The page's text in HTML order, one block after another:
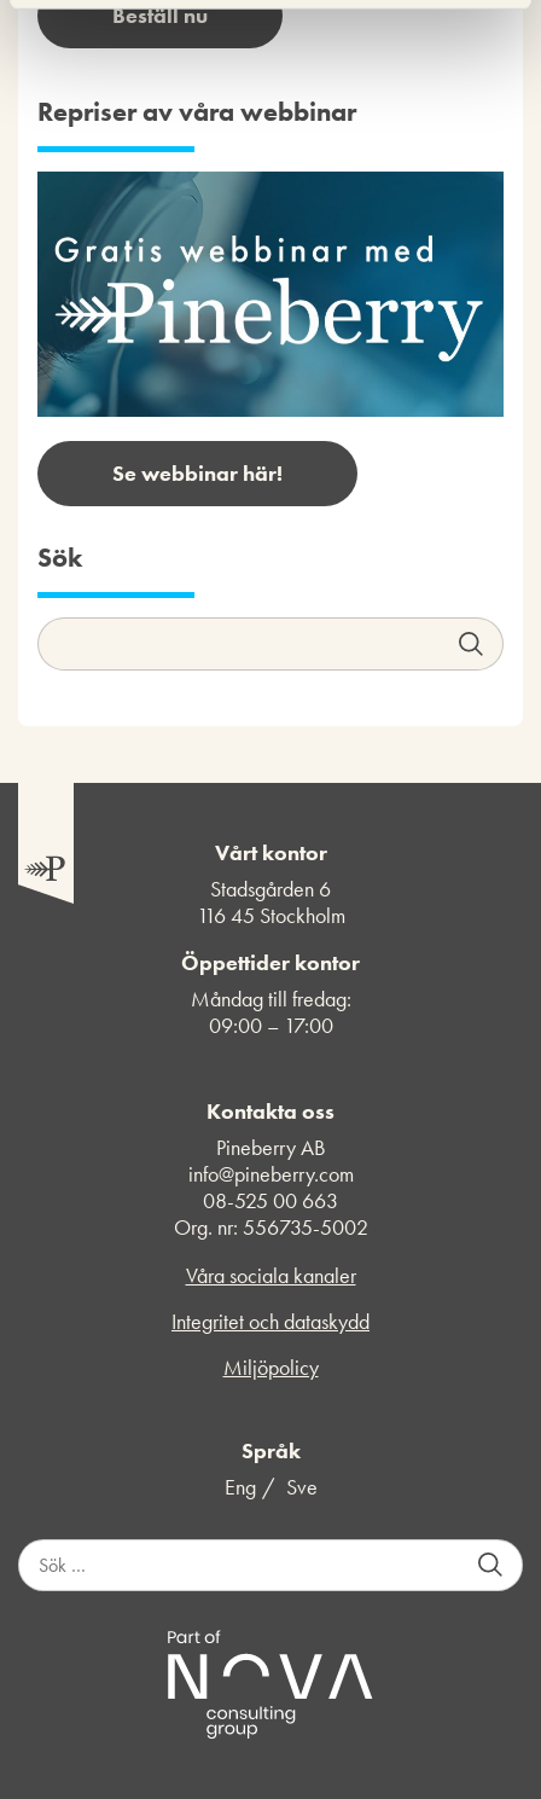
Beställ nu
Repriser av våra webbinar
Se webbinar här!
Sök
Vårt kontor
Stadsgården 6
116 45 Stockholm
Öppettider kontor
Måndag till fredag:
09:00 – 17:00
Kontakta oss
Pineberry AB
info@pineberry.com
08-525 00 663
Org. nr: 556735-5002
Våra sociala kanaler
Integritet och dataskydd
Miljöpolicy
Språk
Eng
Sve
S
ö
k